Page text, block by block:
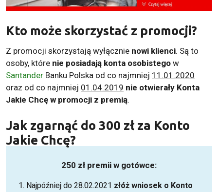
Kto może skorzystać z promocji?
Z promocji skorzystają wyłącznie nowi klienci. Są to
osoby, które nie posiadają konta osobistego w
Santander Banku Polska od co najmniej 11.01.2020
oraz od co najmniej 01.04.2019 nie otwierały Konta
Jakie Chcę w promocji z premią.
Jak zgarnąć do 300 zł za Konto
Jakie Chcę?
250 zł premii w gotówce:
Najpóźniej do 28.02.2021 złóż wniosek o Konto